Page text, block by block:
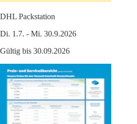
DHL Packstation
Di. 1.7. - Mi. 30.9.2026
Gültig bis 30.09.2026